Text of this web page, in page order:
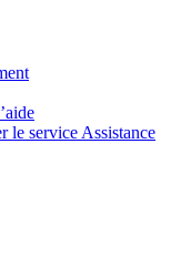
le service Assistance